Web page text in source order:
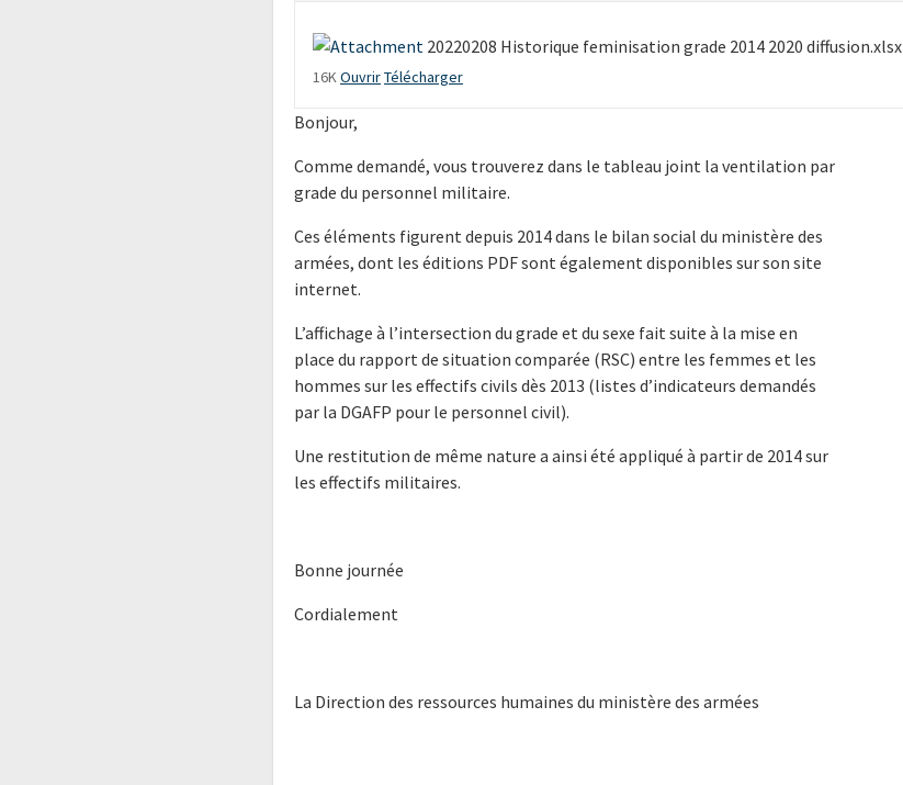
20220208 Historique feminisation grade 2014 2020 diffusion.xlsx
16KOuvrirTélécharger
Bonjour,
Comme demandé, vous trouverez dans le tableau joint la ventilation par
grade du personnel militaire.
Ces éléments figurent depuis 2014 dans le bilan social du ministère des
armées, dont les éditions PDF sont également disponibles sur son site
internet.
L’affichage à l’intersection du grade et du sexe fait suite à la mise en
place du rapport de situation comparée (RSC) entre les femmes et les
hommes sur les effectifs civils dès 2013 (listes d’indicateurs demandés
par la DGAFP pour le personnel civil).
Une restitution de même nature a ainsi été appliqué à partir de 2014 sur
les effectifs militaires.
Bonne journée
Cordialement
La Direction des ressources humaines du ministère des armées